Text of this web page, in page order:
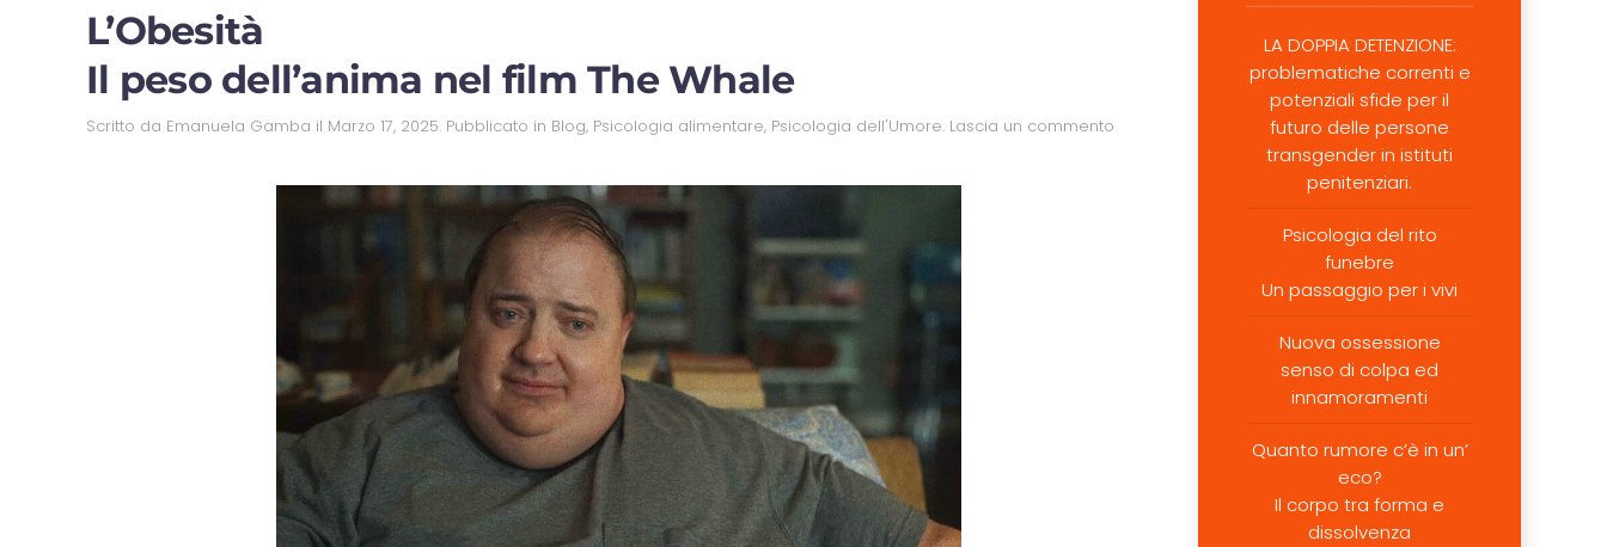
L’Obesità
Il peso dell’anima nel film The Whale
Scritto da Emanuela Gamba il Marzo 17, 2025. Pubblicato in Blog, Psicologia alimentare, Psicologia dell'Umore. Lascia un commento
LA DOPPIA DETENZIONE:
problematiche correnti e
potenziali sfide per il
futuro delle persone
transgender in istituti
penitenziari.
Psicologia del rito
funebre
Un passaggio per i vivi
Nuova ossessione
senso di colpa ed
innamoramenti
Quanto rumore c’è in un’
eco?
Il corpo tra forma e
dissolvenza